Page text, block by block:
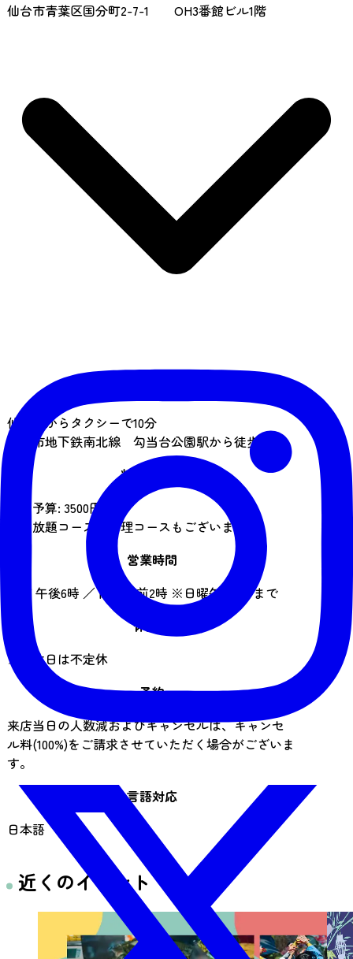
仙台市青葉区国分町2-7-1 OH3番館ビル1階
仙台駅からタクシーで10分
仙台市地下鉄南北線 勾当台公園駅から徒歩5分
料金の目安
平均予算: 3500円
飲み放題コース、料理コースもございます
営業時間
開店 午後6時 ／ 閉店午前2時 ※日曜午前0時まで
休業日
※定休日は不定休
予約
来店当日の人数減およびキャンセルは、キャンセ
ル料(100%)をご請求させていただく場合がございま
す。
言語対応
日本語
近くのイベント